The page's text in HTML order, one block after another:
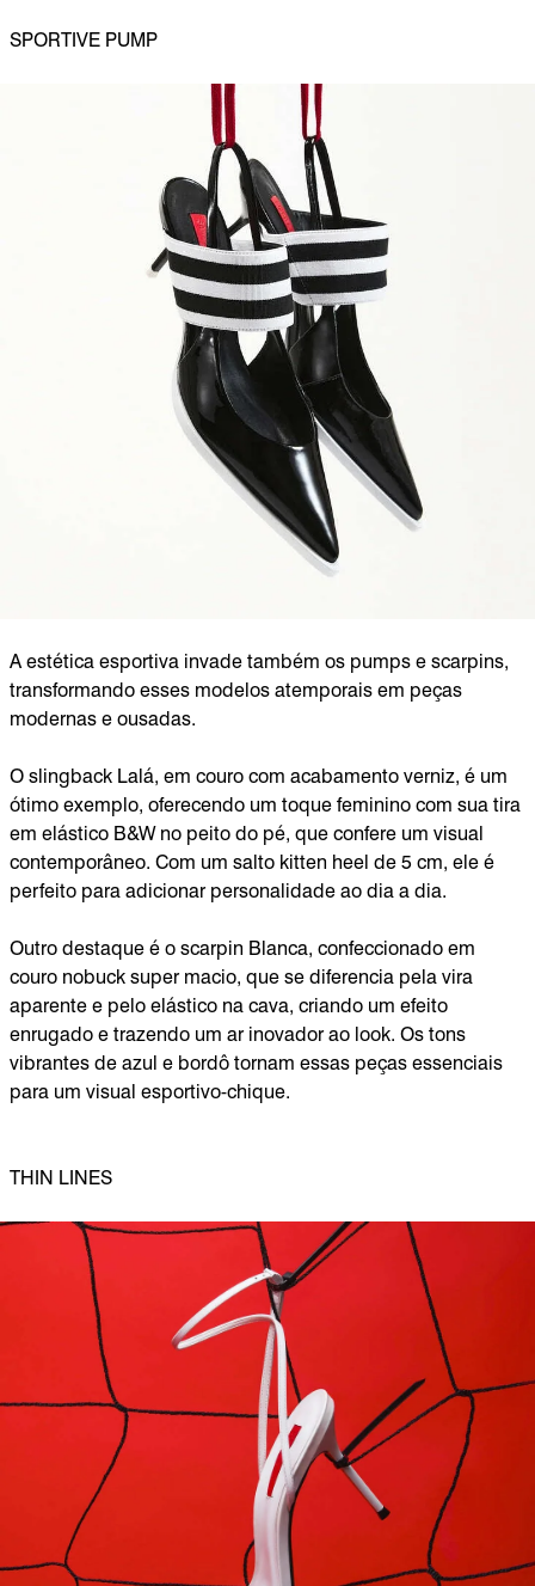
SPORTIVE PUMP
A estética esportiva invade também os pumps e scarpins,
transformando esses modelos atemporais em peças
modernas e ousadas.
O slingback Lalá, em couro com acabamento verniz, é um
ótimo exemplo, oferecendo um toque feminino com sua tira
em elástico B&W no peito do pé, que confere um visual
contemporâneo. Com um salto kitten heel de 5 cm, ele é
perfeito para adicionar personalidade ao dia a dia.
Outro destaque é o scarpin Blanca, confeccionado em
couro nobuck super macio, que se diferencia pela vira
aparente e pelo elástico na cava, criando um efeito
enrugado e trazendo um ar inovador ao look. Os tons
vibrantes de azul e bordô tornam essas peças essenciais
para um visual esportivo-chique.
THIN LINES